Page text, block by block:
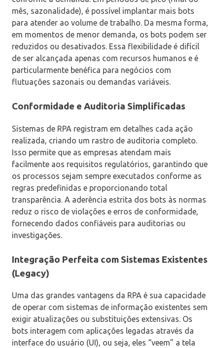
mês, sazonalidade), é possível implantar mais bots
para atender ao volume de trabalho. Da mesma forma,
em momentos de menor demanda, os bots podem ser
reduzidos ou desativados. Essa flexibilidade é difícil
de ser alcançada apenas com recursos humanos e é
particularmente benéfica para negócios com
flutuações sazonais ou demandas variáveis.
Conformidade e Auditoria Simplificadas
Sistemas de RPA registram em detalhes cada ação
realizada, criando um rastro de auditoria completo.
Isso permite que as empresas atendam mais
facilmente aos requisitos regulatórios, garantindo que
os processos sejam sempre executados conforme as
regras predefinidas e proporcionando total
transparência. A aderência estrita dos bots às normas
reduz o risco de violações e erros de conformidade,
fornecendo dados confiáveis para auditorias ou
investigações.
Integração Perfeita com Sistemas Existentes
(Legacy)
Uma das grandes vantagens da RPA é sua capacidade
de operar com sistemas de informação existentes sem
exigir atualizações ou substituições extensivas. Os
bots interagem com aplicações legadas através da
interface do usuário (UI), ou seja, eles “veem” a tela